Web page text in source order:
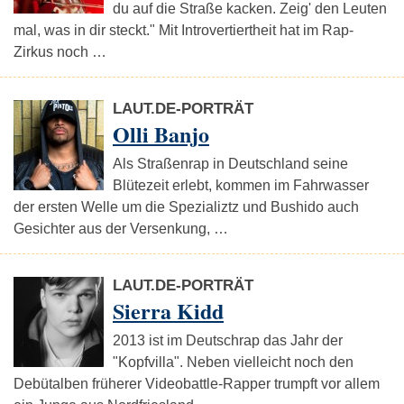
du auf die Straße kacken. Zeig' den Leuten
mal, was in dir steckt." Mit Introvertiertheit hat im Rap-
Zirkus noch …
LAUT.DE-PORTRÄT
Olli Banjo
Als Straßenrap in Deutschland seine
Blütezeit erlebt, kommen im Fahrwasser
der ersten Welle um die Spezializtz und Bushido auch
Gesichter aus der Versenkung, …
LAUT.DE-PORTRÄT
Sierra Kidd
2013 ist im Deutschrap das Jahr der
"Kopfvilla". Neben vielleicht noch den
Debütalben früherer Videobattle-Rapper trumpft vor allem